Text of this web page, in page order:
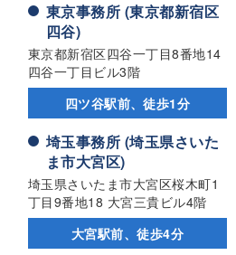
東京事務所 (東京都新宿区
四谷)
東京都新宿区四谷一丁目8番地14
四谷一丁目ビル3階
四ツ谷駅前、徒歩1分
埼玉事務所 (埼玉県さいた
ま市大宮区)
埼玉県さいたま市大宮区桜木町1
丁目9番地18 大宮三貴ビル4階
大宮駅前、徒歩4分